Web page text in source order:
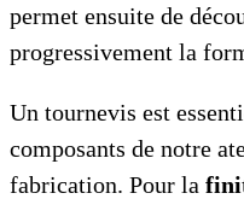
permet ensuite de
progressivement la
Un tournevis est
composants de notre
fabrication. Pour la